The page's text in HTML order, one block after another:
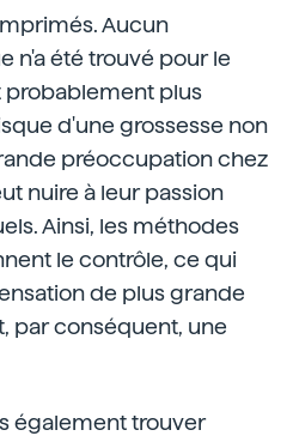
Aucun
n'a été trouvé pour le
probablement plus
d'une grossesse non
préoccupation chez
nuire à leur passion
Ainsi, les méthodes
le contrôle, ce qui
de plus grande
par conséquent, une
également trouver